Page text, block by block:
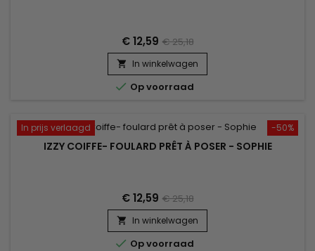
€ 12,59 € 25,18
 In winkelwagen
 Op voorraad
-50%
In prijs verlaagd
IZZY COIFFE- FOULARD PRÊT À POSER - SOPHIE
€ 12,59 € 25,18
 In winkelwagen
 Op voorraad